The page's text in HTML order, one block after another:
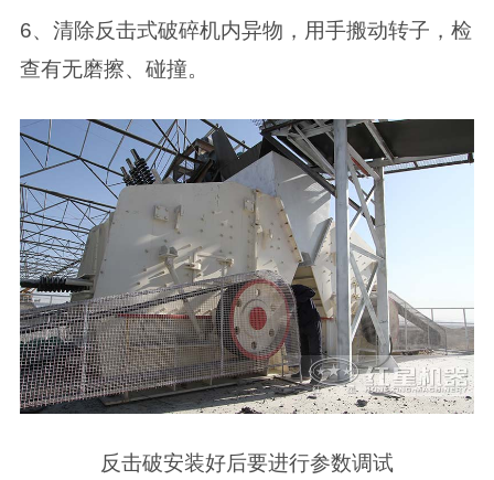
6、清除反击式破碎机内异物，用手搬动转子，检
查有无磨擦、碰撞。
反击破安装好后要进行参数调试